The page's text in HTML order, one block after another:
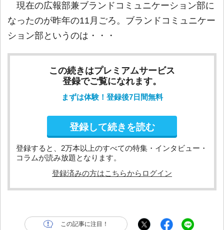
現在の広報部兼ブランドコミュニケーション部に
なったのが昨年の11月ごろ。ブランドコミュニケー
ション部というのは・・・
この続きはプレミアムサービス
登録でご覧になれます。
まずは体験！登録後7日間無料
登録して続きを読む
登録すると、2万本以上のすべての特集・インタビュー・
コラムが読み放題となります。
登録済みの方はこちらからログイン
この記事に注目！